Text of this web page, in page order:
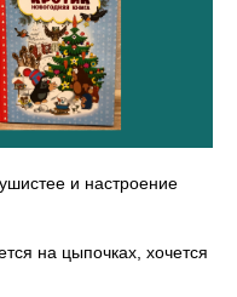
и настроение
на цыпочках, хочется